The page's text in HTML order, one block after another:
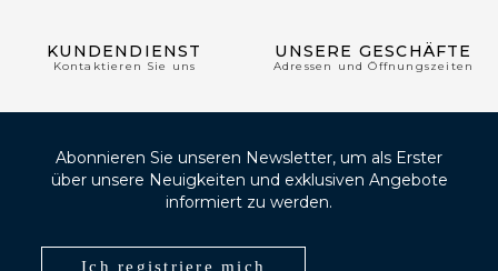
KUNDENDIENST
Kontaktieren Sie uns
UNSERE GESCHÄFTE
Adressen und Öffnungszeiten
Abonnieren Sie unseren Newsletter, um als Erster
über unsere Neuigkeiten und exklusiven Angebote
informiert zu werden.
Ich registriere mich